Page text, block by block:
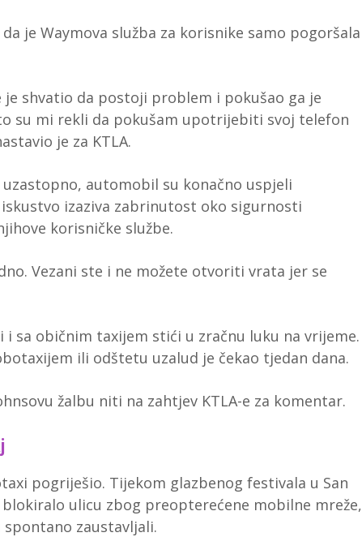
je Waymova služba za korisnike samo pogoršala
je shvatio da postoji problem i pokušao ga je
su mi rekli da pokušam upotrijebiti svoj telefon
je za KTLA.
automobil su konačno uspjeli
iskustvo izaziva zabrinutost oko sigurnosti
korisničke službe.
Vezani ste i ne možete otvoriti vrata jer se
i sa običnim taxijem stići u zračnu luku na vrijeme.
ili odštetu uzalud je čekao tjedan dana.
žalbu niti na zahtjev KTLA-e za komentar.
pogriješio. Tijekom glazbenog festivala u San
ulicu zbog preopterećene mobilne mreže,
zaustavljali.